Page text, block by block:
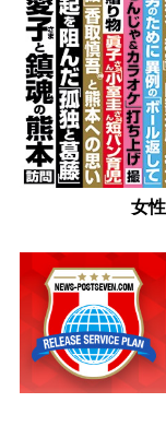
女